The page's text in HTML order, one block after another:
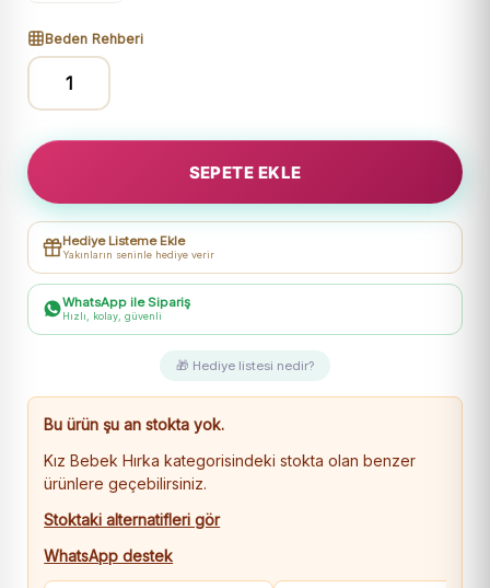
Beden Rehberi
Unisex
Çıtçıt
Kapamalı
Yavru
Ceylan
Baskılı
Cepli
Pamuklu
Kapşonlu
SEPETE EKLE
Hediye Listeme Ekle
Yakınların seninle hediye verir
WhatsApp ile Sipariş
Hızlı, kolay, güvenli
🎁 Hediye listesi nedir?
Bu ürün şu an stokta yok.
Kız Bebek Hırka kategorisindeki stokta olan benzer
ürünlere geçebilirsiniz.
Stoktaki alternatifleri gör
WhatsApp destek